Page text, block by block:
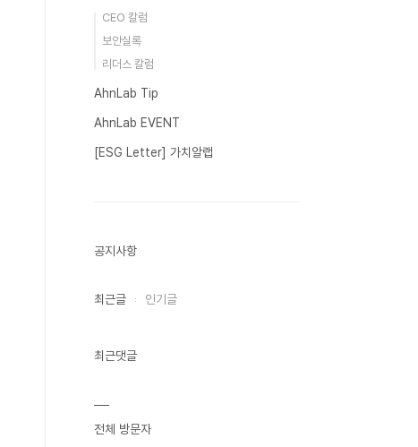
CEO 칼럼
보안실록
리더스 칼럼
AhnLab Tip
AhnLab EVENT
[ESG Letter] 가치알랩
공지사항
최근글 인기글
최근댓글
전체 방문자